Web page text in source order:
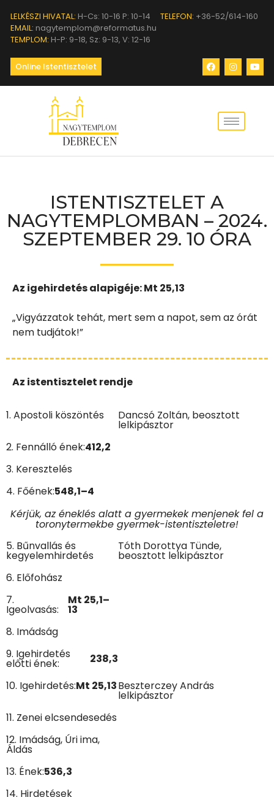
LELKÉSZI HIVATAL: H-Cs: 10-16 P: 10-14 TELEFON: +36-52/614-160
EMAIL: nagytemplom@reformatus.hu
TEMPLOM: H-P: 9-18, Sz: 9-13, V: 12-16
Online Istentisztelet
ISTENTISZTELET A
NAGYTEMPLOMBAN – 2024.
SZEPTEMBER 29. 10 ÓRA
Az igehirdetés alapigéje:Mt 25,13
„Vigyázzatok tehát, mert sem a napot, sem az órát
nem tudjátok!”
Az istentisztelet rendje
1. Apostoli köszöntés Dancsó Zoltán, beosztott
lelkipásztor
2. Fennálló ének:412,2
3. Keresztelés
4. Főének:548,1–4
Kérjük, az éneklés alatt a gyermekek menjenek fel a
toronytermekbe gyermek-istentiszteletre!
5. Bűnvallás és
kegyelemhirdetés
Tóth Dorottya Tünde,
beosztott lelkipásztor
6. Előfohász
7.
Igeolvasás:
Mt 25,1–
13
8. Imádság
9. Igehirdetés
előtti ének:
238,3
10. Igehirdetés:Mt 25,13Beszterczey András
lelkipásztor
11. Zenei elcsendesedés
12. Imádság, Úri ima,
Áldás
13. Ének:536,3
14. Hirdetések